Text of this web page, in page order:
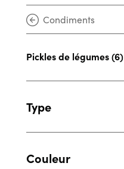
Condiments
Pickles de légumes (6)
Type
Couleur